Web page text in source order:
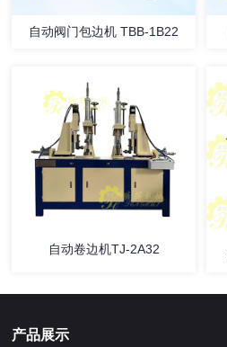
自动阀门包边机 TBB-1B22
自动卷边机TJ-2A32
产品展示